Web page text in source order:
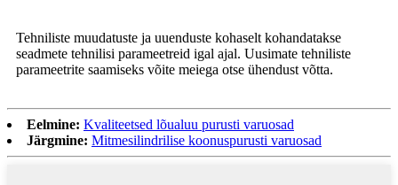
Tehniliste muudatuste ja uuenduste kohaselt kohandatakse
seadmete tehnilisi parameetreid igal ajal. Uusimate tehniliste
parameetrite saamiseks võite meiega otse ühendust võtta.
Eelmine: Kvaliteetsed lõualuu purusti varuosad
Järgmine: Mitmesilindrilise koonuspurusti varuosad